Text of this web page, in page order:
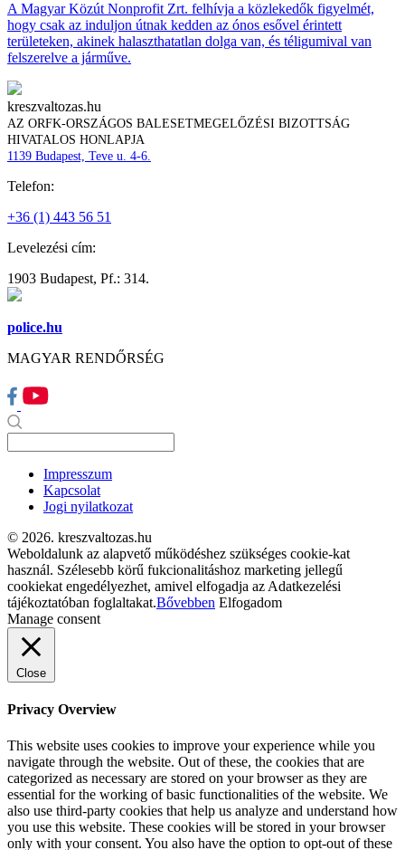
A Magyar Közút Nonprofit Zrt. felhívja a közlekedők figyelmét,
hogy csak az induljon útnak kedden az ónos esővel érintett
területeken, akinek halaszthatatlan dolga van, és téligumival van
felszerelve a járműve.
kreszvaltozas.hu
AZ ORFK-ORSZÁGOS BALESETMEGELŐZÉSI BIZOTTSÁG
HIVATALOS HONLAPJA
1139 Budapest, Teve u. 4-6.
Telefon:
+36 (1) 443 56 51
Levelezési cím:
1903 Budapest, Pf.: 314.
police.hu
MAGYAR RENDŐRSÉG
Impresszum
Kapcsolat
Jogi nyilatkozat
© 2026. kreszvaltozas.hu
Weboldalunk az alapvető működéshez szükséges cookie-kat
használ. Szélesebb körű fukcionalitáshoz marketing jellegű
cookiekat engedélyezhet, amivel elfogadja az Adatkezelési
tájékoztatóban foglaltakat.Bővebben Elfogadom
Manage consent
Close
Privacy Overview
This website uses cookies to improve your experience while you
navigate through the website. Out of these, the cookies that are
categorized as necessary are stored on your browser as they are
essential for the working of basic functionalities of the website. We
also use third-party cookies that help us analyze and understand how
you use this website. These cookies will be stored in your browser
only with your consent. You also have the option to opt-out of these